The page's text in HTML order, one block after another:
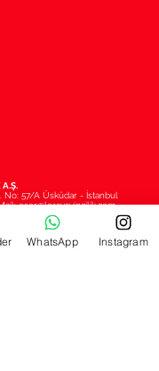
No: 57/A Üsküdar - İstanbul
eser@lorayayincilik.com
WhatsApp Instagram